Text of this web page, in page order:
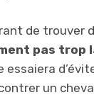
de trouver
pas trop
essaiera
un